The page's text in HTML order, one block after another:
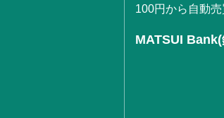
100円から自動売
MATSUI